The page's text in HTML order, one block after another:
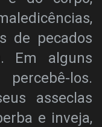
de pecados
Em alguns
los.
asseclas
e inveja,